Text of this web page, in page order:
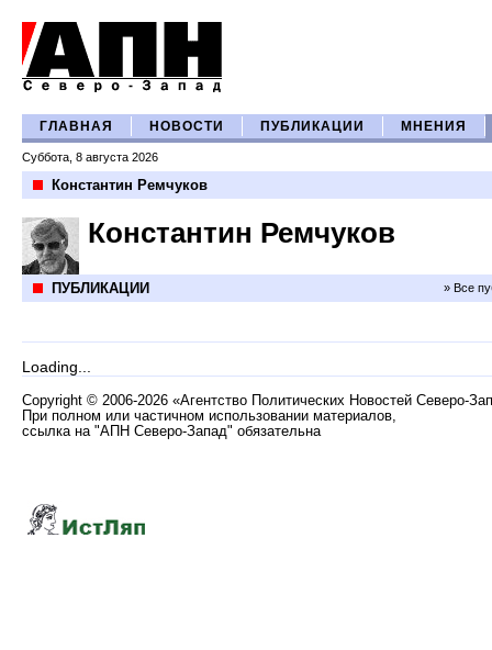
ГЛАВНАЯ НОВОСТИ ПУБЛИКАЦИИ МНЕНИЯ
Суббота, 8 августа 2026
Константин Ремчуков
Константин Ремчуков
ПУБЛИКАЦИИ » Все
Loading...
Copyright © 2006-2026 «Агентство Политических Новостей Северо-
При полном или частичном использовании материалов,
ссылка на "АПН Северо-Запад" обязательна